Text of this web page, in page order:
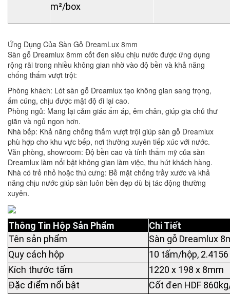
m²/box
Ứng Dụng Của Sàn Gỗ DreamLux 8mm
Sàn gỗ Dreamlux 8mm cốt đen siêu chịu nước được ứng dụng
rộng rãi trong nhiều không gian nhờ vào độ bền và khả năng
chống thấm vượt trội:
Phòng khách: Lót sàn gỗ Dreamlux tạo không gian sang trọng,
ấm cúng, chịu được mật độ đi lại cao.
Phòng ngủ: Mang lại cảm giác ấm áp, êm chân, giúp gia chủ thư
giãn và ngủ ngon hơn.
Nhà bếp: Khả năng chống thấm vượt trội giúp sàn gỗ Dreamlux
phù hợp cho khu vực bếp, nơi thường xuyên tiếp xúc với nước.
Văn phòng, showroom: Độ bền cao và tính thẩm mỹ của sàn
Dreamlux làm nổi bật không gian làm việc, thu hút khách hàng.
Nhà có trẻ nhỏ hoặc thú cưng: Bề mặt chống trầy xước và khả
năng chịu nước giúp sàn luôn bền đẹp dù bị tác động thường
xuyên.
Thông Tin Hộp Sản Phẩm
Chi Tiết
Tên sản phẩm
Sàn gỗ Dreamlux
Quy cách hộp
10 tấm/hộp, 2.4156
Kích thước tấm
1220 x 198 x 8mm
Đặc điểm nổi bật
Cốt đen HDF